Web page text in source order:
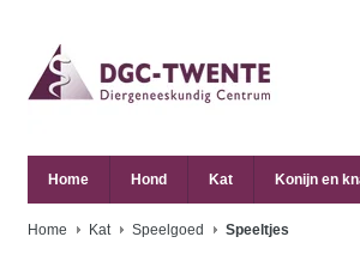
Home Hond Kat Konijn en
Home Kat Speelgoed Speeltjes